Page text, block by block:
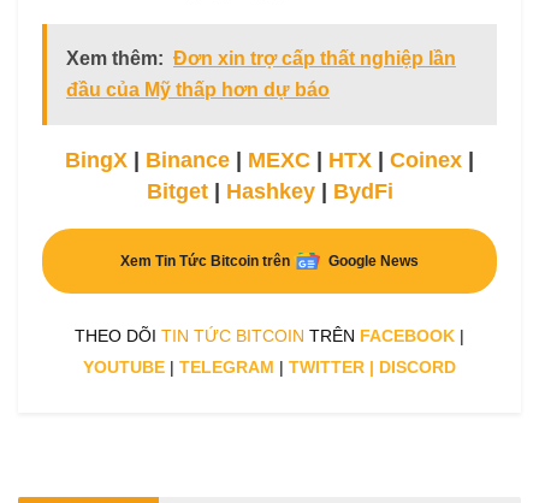
Xem thêm: Đơn xin trợ cấp thất nghiệp lần
đầu của Mỹ thấp hơn dự báo
BingX | Binance | MEXC | HTX | Coinex |
Bitget| Hashkey| BydFi
Xem Tin Tức Bitcoin trên Google News
THEO DÕI TIN TỨC BITCOIN TRÊN FACEBOOK |
YOUTUBE | TELEGRAM | TWITTER | DISCORD